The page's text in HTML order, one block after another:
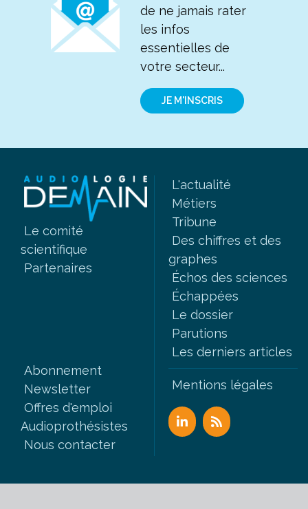
de ne jamais rater
les infos
essentielles de
votre secteur...
JE M'INSCRIS
Le comité
scientifique
Partenaires
L'actualité
Métiers
Tribune
Des chiffres et des
graphes
Échos des sciences
Échappées
Le dossier
Parutions
Les derniers articles
Abonnement
Newsletter
Offres d'emploi
Audioprothésistes
Nous contacter
Mentions légales